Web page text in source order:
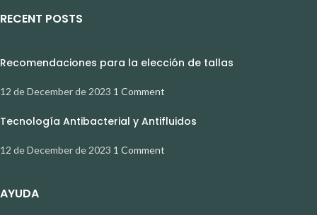
RECENT POSTS
Recomendaciones para la elección de tallas
12 de December de 2023 1 Comment
Tecnología Antibacterial y Antifluidos
12 de December de 2023 1 Comment
AYUDA